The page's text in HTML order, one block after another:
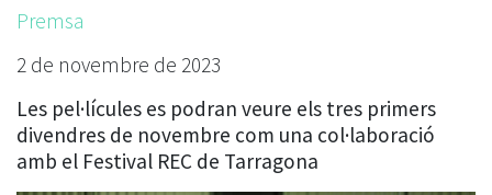
Premsa
2 de novembre de 2023
Les pel·lícules es podran veure els tres primers
divendres de novembre com una col·laboració
amb el Festival REC de Tarragona